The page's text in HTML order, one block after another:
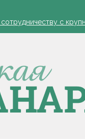
защита яблонь
с
я борюсь за деревню
обозначил слабые
на селе:
защита яблонь
с
я борюсь за деревню
обозначил слабые
на селе: